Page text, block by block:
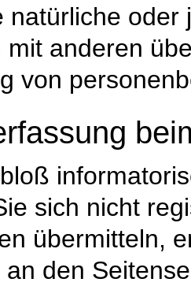
natürliche
mit anderen
von
sich nicht
übermitteln,
den